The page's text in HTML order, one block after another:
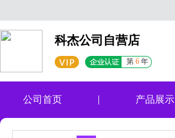
科杰公司自营店
第 6 年
公司首页 产品展示